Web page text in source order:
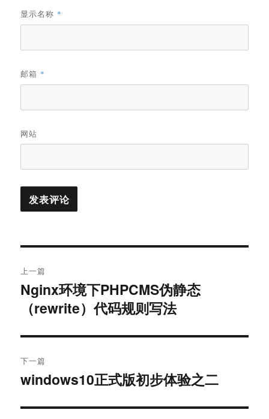
显示名称 *
邮箱 *
网站
章
导
航
上一篇
上
篇
章：
Nginx环境下PHPCMS伪静态
（rewrite）代码规则写法
下一篇
下
文
windows10正式版初步体验之二